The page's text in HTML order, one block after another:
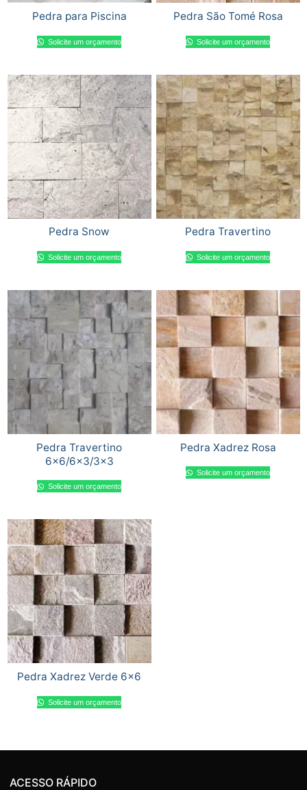
Pedra para Piscina
Solicite um orçamento
Pedra São Tomé Rosa
Solicite um orçamento
Pedra Snow
Solicite um orçamento
Pedra Travertino
Solicite um orçamento
Pedra Travertino
6×6/6×3/3×3
Solicite um orçamento
Pedra Xadrez Rosa
Solicite um orçamento
Pedra Xadrez Verde 6×6
Solicite um orçamento
ACESSO RÁPIDO